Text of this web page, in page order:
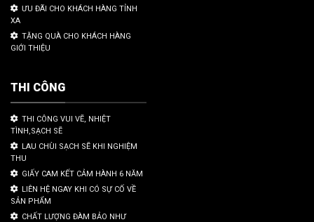
ƯU ĐÃI CHO KHÁCH HÀNG TỈNH
XA
TẶNG QUÀ CHO KHÁCH HÀNG
GIỚI THIỆU
THI CÔNG
THI CÔNG VUI VẼ, NHIỆT
TÌNH,SẠCH SẼ
LAU CHÙI SẠCH SẼ KHI NGHIỆM
THU
GIẤY CAM KẾT CẢM HÀNH 6 NĂM
LIÊN HỆ NGAY KHI CÓ SỰ CỐ VỀ
SẢN PHẨM
CHẤT LƯỢNG ĐÀM BẢO NHƯ